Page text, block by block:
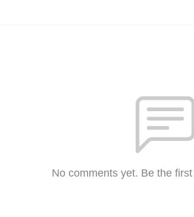
No comments yet. Be the